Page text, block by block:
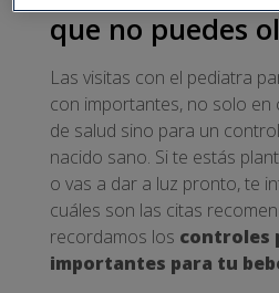
que no puedes
Las visitas con el pediatra
con importantes, no solo en
de salud sino para un
nacido sano. Si te estás
o vas a dar a luz pronto, te
cuáles son las citas
recordamos los controles
importantes para tu